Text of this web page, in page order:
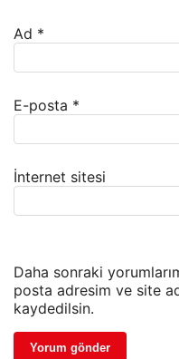
Ad *
E-posta *
İnternet sitesi
Daha sonraki
posta adresim ve site
kaydedilsin.